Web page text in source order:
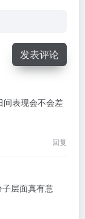
发表评论
间表现会不会差
回复
层面真有意